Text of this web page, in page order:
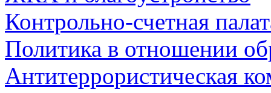
Контрольно-счетная
Политика в отношении
Антитеррористическая